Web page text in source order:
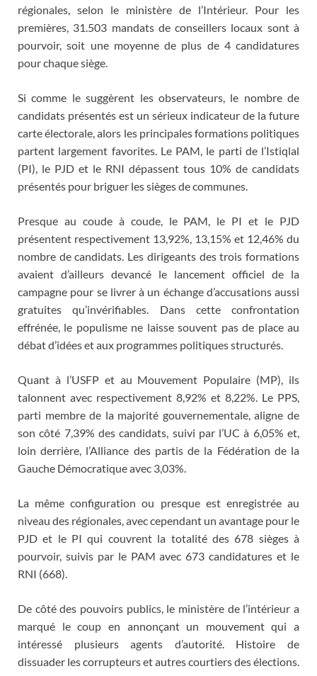
régionales, selon le ministère de l’Intérieur. Pour les
premières, 31.503 mandats de conseillers locaux sont à
pourvoir, soit une moyenne de plus de 4 candidatures
pour chaque siège.
Si comme le suggèrent les observateurs, le nombre de
candidats présentés est un sérieux indicateur de la future
carte électorale, alors les principales formations politiques
partent largement favorites. Le PAM, le parti de l’Istiqlal
(PI), le PJD et le RNI dépassent tous 10% de candidats
présentés pour briguer les sièges de communes.
Presque au coude à coude, le PAM, le PI et le PJD
présentent respectivement 13,92%, 13,15% et 12,46% du
nombre de candidats. Les dirigeants des trois formations
avaient d’ailleurs devancé le lancement officiel de la
campagne pour se livrer à un échange d’accusations aussi
gratuites qu’invérifiables. Dans cette confrontation
effrénée, le populisme ne laisse souvent pas de place au
débat d’idées et aux programmes politiques structurés.
Quant à l’USFP et au Mouvement Populaire (MP), ils
talonnent avec respectivement 8,92% et 8,22%. Le PPS,
parti membre de la majorité gouvernementale, aligne de
son côté 7,39% des candidats, suivi par l’UC à 6,05% et,
loin derrière, l’Alliance des partis de la Fédération de la
Gauche Démocratique avec 3,03%.
La même configuration ou presque est enregistrée au
niveau des régionales, avec cependant un avantage pour le
PJD et le PI qui couvrent la totalité des 678 sièges à
pourvoir, suivis par le PAM avec 673 candidatures et le
RNI (668).
De côté des pouvoirs publics, le ministère de l’intérieur a
marqué le coup en annonçant un mouvement qui a
intéressé plusieurs agents d’autorité. Histoire de
dissuader les corrupteurs et autres courtiers des élections.